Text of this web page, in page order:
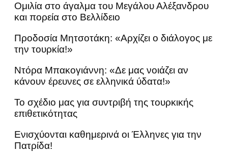
Ομιλία στο άγαλμα του Μεγάλου Αλέξανδρου
και πορεία στο Βελλίδειο
Προδοσία Μητσοτάκη: «Αρχίζει ο διάλογος με
την τουρκία!»
Ντόρα Μπακογιάννη: «Δε μας νοιάζει αν
κάνουν έρευνες σε ελληνικά ύδατα!»
Το σχέδιο μας για συντριβή της τουρκικής
επιθετικότητας
Ενισχύονται καθημερινά οι Έλληνες για την
Πατρίδα!